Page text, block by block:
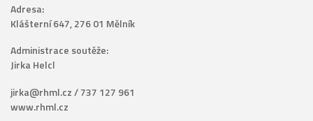
Adresa:
Klášterní 647, 276 01 Mělník
Administrace soutěže:
Jirka Helcl
jirka@rhml.cz / 737 127 961
www.rhml.cz